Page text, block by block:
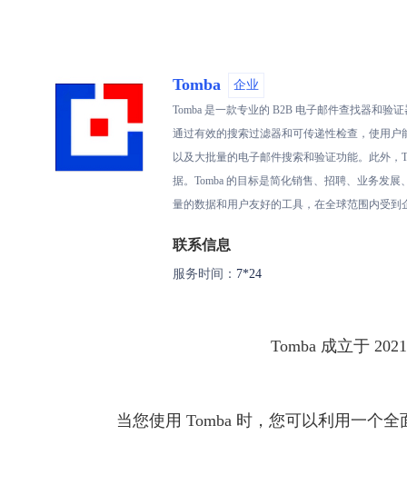
Tomba 企业
Tomba 是一款专业的 B2B 电子邮件查找器和验
通过有效的搜索过滤器和可传递性检查，使用
以及大批量的电子邮件搜索和验证功能。此外，
据。Tomba 的目标是简化销售、招聘、业务发
量的数据和用户友好的工具，在全球范围内受到
联系信息
服务时间： 7*24
Tomba 成立于
当您使用 Tomba 时，您可以利用一个